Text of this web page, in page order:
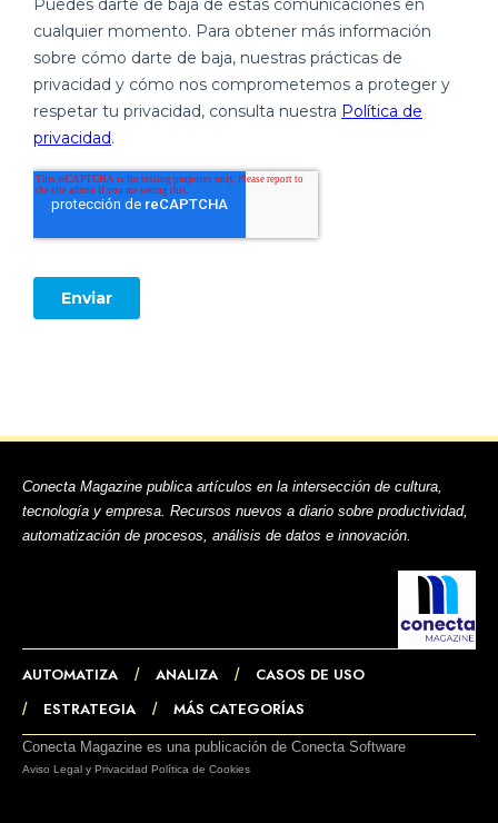
Conecta Magazine publica artículos en la intersección de cultura,
tecnología y empresa. Recursos nuevos a diario sobre productividad,
automatización de procesos, análisis de datos e innovación.
AUTOMATIZA ANALIZA
CASOS DE USO
ESTRATEGIA
MÁS CATEGORÍAS
Conecta Magazine es una publicación de Conecta Software
Aviso Legal y Privacidad Política de Cookies